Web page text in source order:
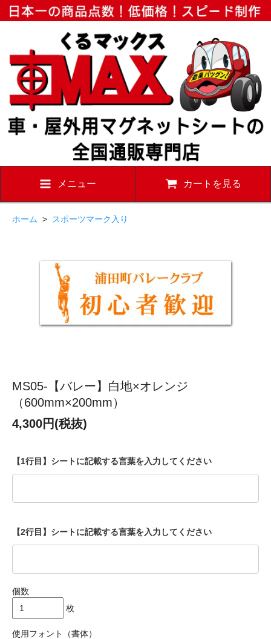
メニュー カートを見る
ホーム > スポーツマーク入り
MS05-【バレー】白地×オレンジ
（600mm×200mm）
4,300円(税抜)
【1行目】シートに記載する言葉を入力してください
【2行目】シートに記載する言葉を入力してください
個数
枚
使用フォント（書体）